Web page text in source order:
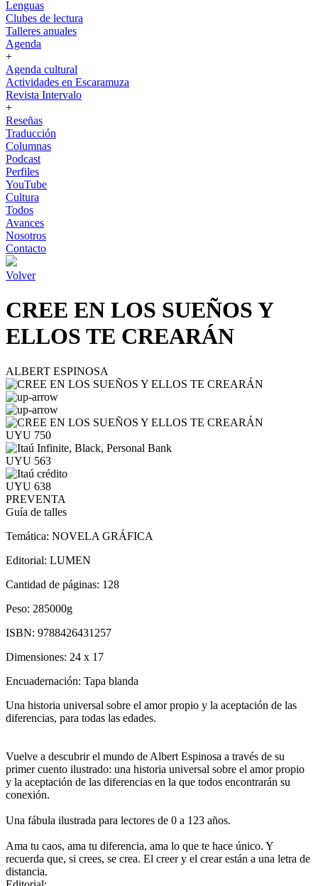
Lenguas
Clubes de lectura
Talleres anuales
Agenda
+
Agenda cultural
Actividades en Escaramuza
Revista Intervalo
+
Reseñas
Traducción
Columnas
Podcast
Perfiles
YouTube
Cultura
Todos
Avances
Nosotros
Contacto
Volver
CREE EN LOS SUEÑOS Y
ELLOS TE CREARÁN
ALBERT ESPINOSA
UYU 750
UYU 563
UYU 638
PREVENTA
Guía de talles
Temática: NOVELA GRÁFICA
Editorial: LUMEN
Cantidad de páginas: 128
Peso: 285000g
ISBN: 9788426431257
Dimensiones: 24 x 17
Encuadernación: Tapa blanda
Una historia universal sobre el amor propio y la aceptación de las
diferencias, para todas las edades.
Vuelve a descubrir el mundo de Albert Espinosa a través de su
primer cuento ilustrado: una historia universal sobre el amor propio
y la aceptación de las diferencias en la que todos encontrarán su
conexión.
Una fábula ilustrada para lectores de 0 a 123 años.
Ama tu caos, ama tu diferencia, ama lo que te hace único. Y
recuerda que, si crees, se crea. El creer y el crear están a una letra de
distancia.